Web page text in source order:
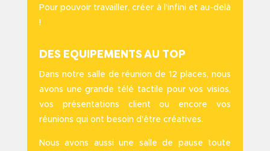
Pour pouvoir travailler, créer à l’infini et au-delà
!
DES EQUIPEMENTS AU TOP
Dans notre salle de réunion de 12 places, nous
avons une grande télé tactile pour vos visios,
vos présentations client ou encore vos
réunions qui ont besoin d’être créatives.
Nous avons aussi une salle de pause toute